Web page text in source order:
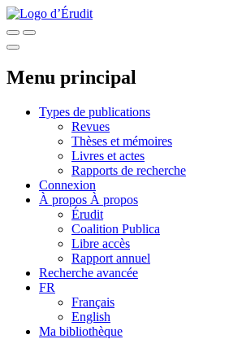
Menu principal
Types de publications
Revues
Thèses et mémoires
Livres et actes
Rapports de recherche
Connexion
À propos À propos
Érudit
Coalition Publica
Libre accès
Rapport annuel
Recherche avancée
FR
Français
English
Ma bibliothèque